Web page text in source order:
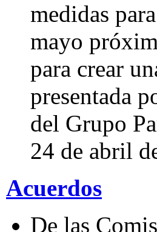
medidas
mayo
para crear
presentada
del Grupo
24 de abril
Acuerdos
De las